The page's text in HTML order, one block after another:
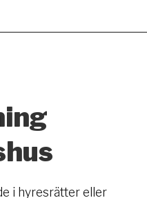
i hyresrätter eller